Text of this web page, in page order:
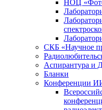
НОЦ
СКБ «Научное
Аспирантура и
Бланки
Конференции